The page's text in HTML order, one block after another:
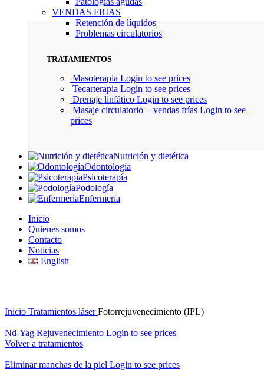
VENDAS FRIAS
Retención de líquidos
Problemas circulatorios
TRATAMIENTOS
Masoterapia Login to see prices
Tecarterapia Login to see prices
Drenaje linfático Login to see prices
Masaje circulatorio + vendas frías Login to see
prices
Nutrición y dietética
Odontología
Psicoterapía
Podología
Enfermería
Inicio
Quienes somos
Contacto
Noticias
English
Inicio Tratamientos láserFotorrejuvenecimiento (IPL)
Nd-Yag Rejuvenecimiento Login to see prices
Volver a tratamientos
Eliminar manchas de la piel Login to see prices